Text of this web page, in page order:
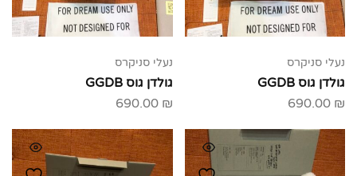
נעלי סניקרס
גולדן גוס GGDB
690.00 ₪
נעלי סניקרס
גולדן גוס GGDB
690.00 ₪